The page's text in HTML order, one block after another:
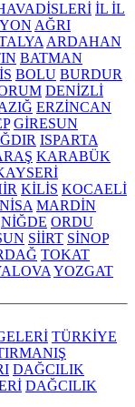
İL İL
AĞRI
ARDAHAN
BATMAN
BOLU BURDUR
DENİZLİ
ERZİNCAN
GİRESUN
ISPARTA
KARABÜK
KİLİS KOCAELİ
MARDİN
NİĞDE ORDU
SİİRT SİNOP
TOKAT
YOZGAT
TÜRKİYE
DAĞCILIK
DAĞCILIK